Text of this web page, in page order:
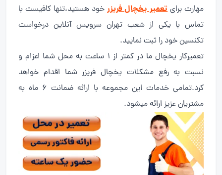
مهارت برایتعمیر یخچال فریزر خود هستید،تنها کافیست با
تماس با یکی از شعب تهران سرویس آنلاین درخواست
تکنسین خود را ثبت نمایید.
تعمیرکار یخچال ما در کمتر از 1 ساعت به محل شما اعزام و
نسبت به رفع مشکلات یخچال فریزر شما اقدام خواهد
کرد.تمامی خدمات این مجموعه با ارائه ضمانت 6 ماه به
مشتریان عزیز ارائه میشود.